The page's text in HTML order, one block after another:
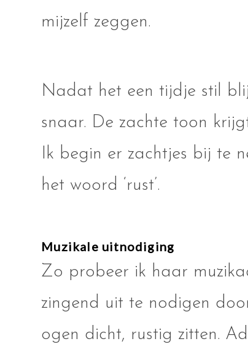
mijzelf zeggen.
Nadat het een tijdje stil
snaar. De zachte toon
Ik begin er zachtjes bij te
het woord ‘rust’.
Muzikale uitnodiging
Zo probeer ik haar
zingend uit te nodigen
ogen dicht, rustig zitten.